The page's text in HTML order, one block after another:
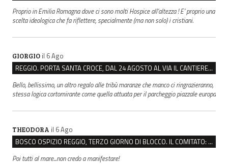
Proprio in Emilia Romagna dove ci sono molti Hospice all’altezza ! E’ proprio una
scelta ideologica che fa riflettere, specialmente (ma non solo) i cristiani.
GIORGIO il 6 Ago
REGGIO. PORTA SANTA CROCE, DAL 24 AGOSTO AL VIA IL CANTIERE PER IL NUOVO COLLETTORE FOGNARIO
Bello, bellissimo, un altro regalo alle tribù maranze che manco ci ringrazieranno,
stessa logica cortomirante come quella attuata per il parcheggio piazzale europa
THEODORA il 6 Ago
BOSCO OSPIZIO REGGIO, TERZO GIORNO DI BLOCCO. IL COMITATO: “PRESIDIO FINO A VENERDÌ”
Poi tutti al mare...non credo a manifestare!